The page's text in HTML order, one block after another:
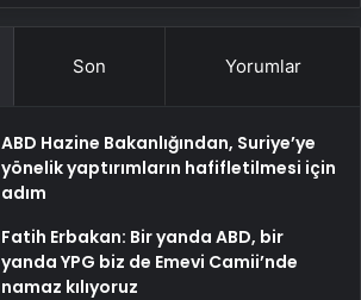
Son Yorumlar
ABD Hazine Bakanlığından, Suriye’ye
yönelik yaptırımların hafifletilmesi için
adım
Fatih Erbakan: Bir yanda ABD, bir
yanda YPG biz de Emevi Camii’nde
namaz kılıyoruz